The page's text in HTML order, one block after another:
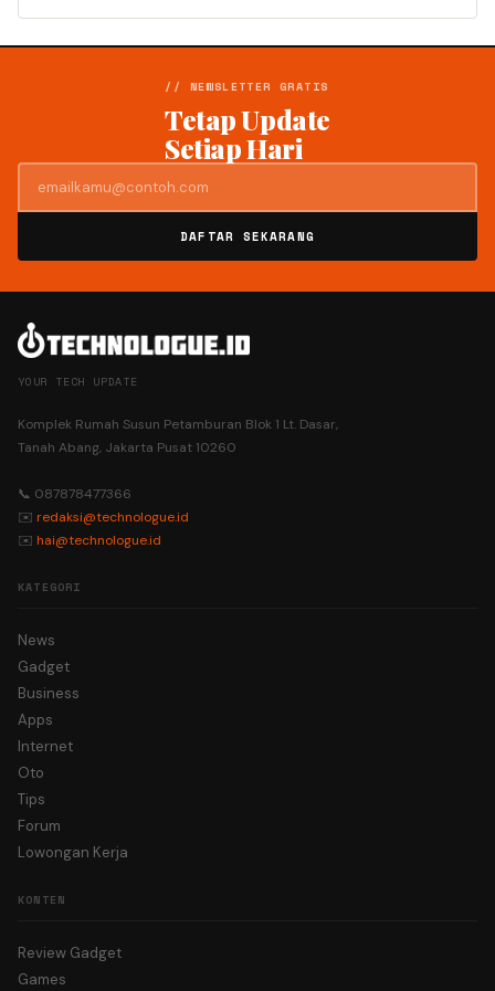
// NEWSLETTER GRATIS
Tetap Update
Setiap Hari
DAFTAR SEKARANG
YOUR TECH UPDATE
Komplek Rumah Susun Petamburan Blok 1 Lt. Dasar,
Tanah Abang, Jakarta Pusat 10260
📞 087878477366
✉️ redaksi@technologue.id
✉️ hai@technologue.id
KATEGORI
News
Gadget
Business
Apps
Internet
Oto
Tips
Forum
Lowongan Kerja
KONTEN
Review Gadget
Games